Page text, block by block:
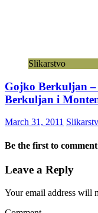
Slikarstvo
Gojko Berkuljan
Berkuljan i
March 31, 2011
Be the first to comment
Leave a Reply
Your email address will